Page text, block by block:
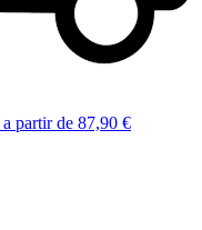
a partir de 87,90 €